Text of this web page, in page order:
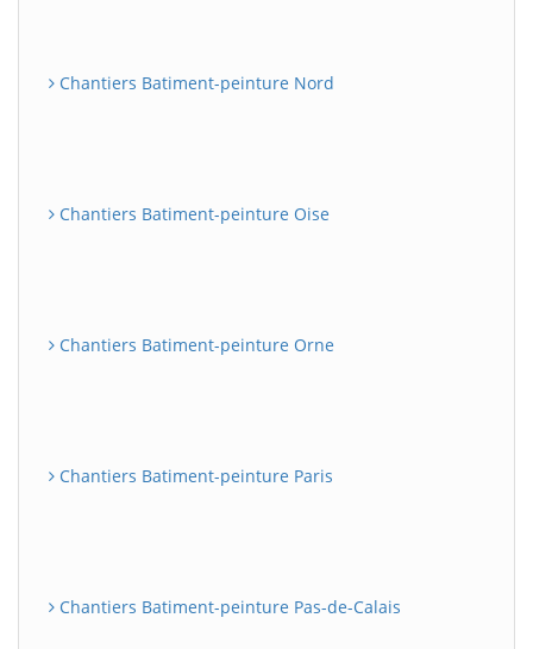
Chantiers Batiment-peinture Nord
Chantiers Batiment-peinture Oise
Chantiers Batiment-peinture Orne
Chantiers Batiment-peinture Paris
Chantiers Batiment-peinture Pas-de-Calais